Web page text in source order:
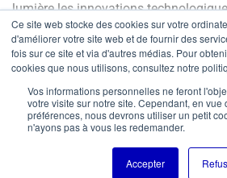
Ce site web stocke des cookies sur votre
d'améliorer votre site web et de fournir des
fois sur ce site et via d'autres médias. Pour
cookies que nous utilisons, consultez notre
Vos informations personnelles ne feront
votre visite sur notre site. Cependant, en vue
préférences, nous devrons utiliser un petit
n'ayons pas à vous les redemander.
Accepter
lumière les innovations
récentes et les dernières tendances.
blog de Laval Virtual s’adresse à
mieux comprendre et mieux maîtriser
immersives, les intégrer à leur
encore anticiper leurs évolutions.